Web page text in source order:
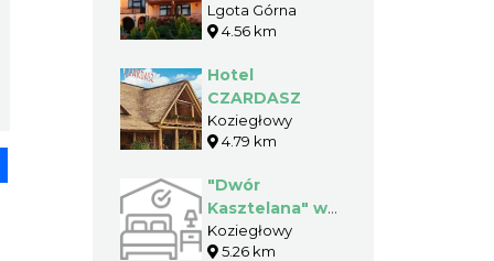
- Matynia
Jolanta
Lgota Górna
4.56 km
Hotel
CZARDASZ
Koziegłowy
4.79 km
"Dwór
Kasztelana" w
Koziegłowach
Koziegłowy
5.26 km